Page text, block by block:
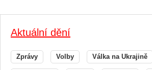
Aktuální dění
Zprávy Volby Válka na Ukrajině